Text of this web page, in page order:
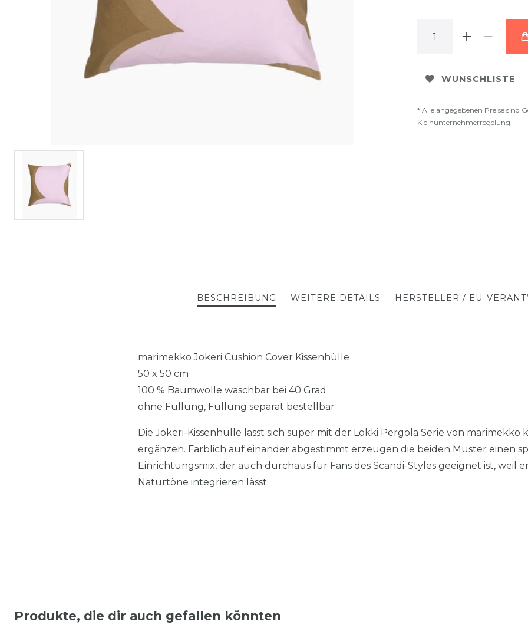
WUNSCHLISTE
* Alle angegebenen Preise sind
Kleinunternehmerregelung.
BESCHREIBUNG WEITERE DETAILS HERSTELLER / EU-
marimekko Jokeri Cushion Cover Kissenhülle
50 x 50 cm
100 % Baumwolle waschbar bei 40 Grad
ohne Füllung, Füllung separat bestellbar
Die Jokeri-Kissenhülle lässt sich super mit der Lokki Pergola Serie von marimekko
ergänzen. Farblich auf einander abgestimmt erzeugen die beiden Muster einen
Einrichtungsmix, der auch durchaus für Fans des Scandi-Styles geeignet ist, weil
Naturtöne integrieren lässt.
Produkte, die dir auch gefallen könnten